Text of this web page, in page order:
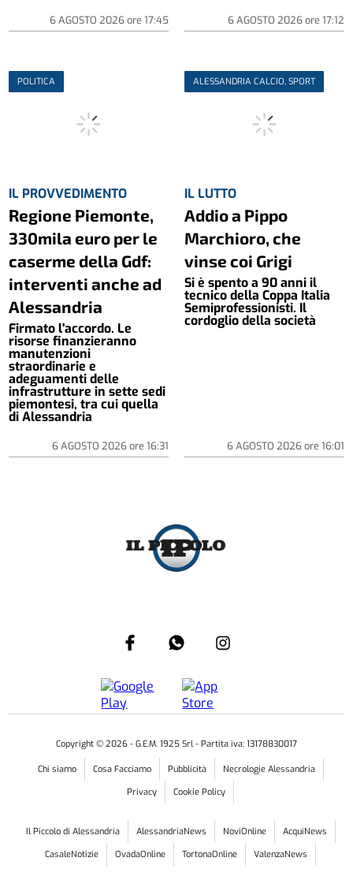
6 AGOSTO 2026ore 17:45 6 AGOSTO 2026ore 17:12
POLITICA
IL PROVVEDIMENTO
Regione Piemonte,
330mila euro per le
caserme della Gdf:
interventi anche ad
Alessandria
Firmato l'accordo. Le
risorse finanzieranno
manutenzioni
straordinarie e
adeguamenti delle
infrastrutture in sette sedi
piemontesi, tra cui quella
di Alessandria
6 AGOSTO 2026ore 16:31
ALESSANDRIA CALCIO, SPORT
IL LUTTO
Addio a Pippo
Marchioro, che
vinse coi Grigi
Si è spento a 90 anni il
tecnico della Coppa Italia
Semiprofessionisti. Il
cordoglio della società
6 AGOSTO 2026ore 16:01
Copyright © 2026 - G.E.M. 1925 Srl - Partita iva: 13178830017
Chi siamo Cosa Facciamo Pubblicità
Necrologie Alessandria
Privacy
Cookie Policy
Il Piccolo di Alessandria AlessandriaNews NoviOnline
AcquiNews
CasaleNotizie
OvadaOnline TortonaOnline ValenzaNews